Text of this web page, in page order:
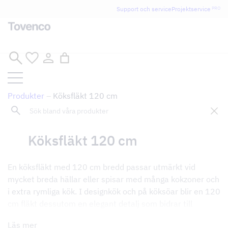
Glad Sommar! Tovencos bostadssektion håller
semesterstängt under vecka 29–31. Storköksverksamheten
Hoppa
innehåll
Support och serviceProjektservice PRO
Sök
Produkter – Köksfläkt 120 cm
Köksfläkt 120 cm
En köksfläkt med 120 cm bredd passar utmärkt vid
mycket breda hällar eller spisar med många kokzoner och
i extra rymliga kök. I designkök och på köksöar blir en 120
Läs mer